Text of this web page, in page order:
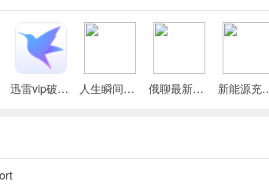
自创独门武功，威力与内功经脉相关。还能加入门派
地图，七大区域轻功自由穿梭，与不同NPC互动，触
统，从三流武者到武林神话。独特传承机制，多周目
本常见问题
迅雷vip破解版永久会员2024版 人生瞬间最新手机版 俄聊最新手机版 新能源充电桩